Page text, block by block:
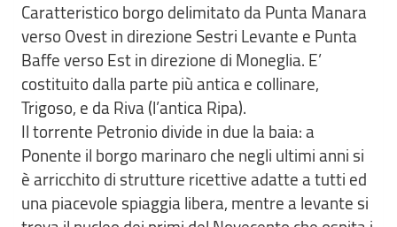
Caratteristico borgo delimitato da Punta Manara
verso Ovest in direzione Sestri Levante e Punta
Baffe verso Est in direzione di Moneglia. E’
costituito dalla parte più antica e collinare,
Trigoso, e da Riva (l’antica Ripa).
Il torrente Petronio divide in due la baia: a
Ponente il borgo marinaro che negli ultimi anni si
è arricchito di strutture ricettive adatte a tutti ed
una piacevole spiaggia libera, mentre a levante si